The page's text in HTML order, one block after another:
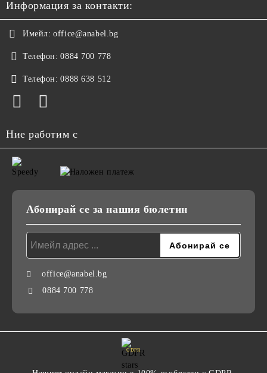
Информация за контакти:
Имейл: office@anabel.bg
Телефон: 0884 700 778
Телефон: 0888 638 512
Ние работим с
Абонирай се за нашия бюлетин
office@anabel.bg
0884 700 778
GDPR